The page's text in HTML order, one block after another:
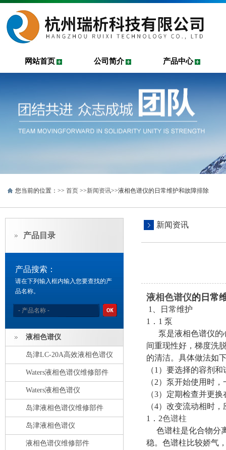
网站首页 公司简介 产品中心
您当前的位置：>> 首页 >>新闻资讯>>液相色谱仪的日常维护和故障排除
产品目录
产品搜索：
请在下列输入框内输入您要查找的产
品名称。
液相色谱仪
岛津LC-20A高效液相色谱仪
Waters液相色谱仪维修部件
Waters液相色谱仪
岛津液相色谱仪维修部件
岛津液相色谱仪
液相色谱仪维修部件
新闻资讯
液相色谱仪的日常
1、日常维护
1．1 泵
泵是液相色谱仪的
间重现性好，梯度洗
的清洁。具体做法如
（1）要选择的容剂
（2）泵开始使用时
（3）定期检查并更
（4）改变流动相时
1．2色谱柱
色谱柱是化合物分
稳。色谱柱比较娇气